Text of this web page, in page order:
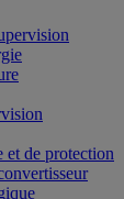
et de protection